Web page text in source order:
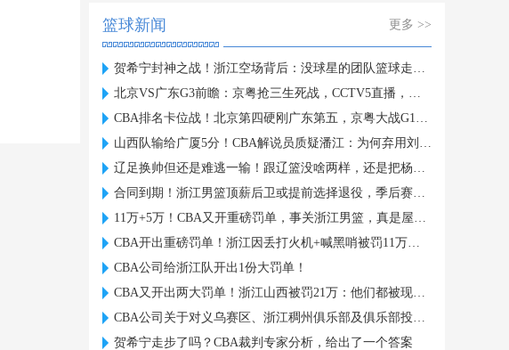
篮球新闻 更多 >>
贺希宁封神之战！浙江空场背后：没球星的团队篮球走不动？
北京VS广东G3前瞻：京粤抢三生死战，CCTV5直播，胜者PK上海
CBA排名卡位战！北京第四硬刚广东第五，京粤大战G1定生死
山西队输给广厦5分！CBA解说员质疑潘江：为何弃用刘传兴？
辽足换帅但还是难逃一输！跟辽篮没啥两样，还是把杨鸣请回来吧？
合同到期！浙江男篮顶薪后卫或提前选择退役，季后赛场均仅2分3板
11万+5万！CBA又开重磅罚单，事关浙江男篮，真是屋漏偏逢连夜雨
CBA开出重磅罚单！浙江因丢打火机+喊黑哨被罚11万，老板还被禁赛
CBA公司给浙江队开出1份大罚单！
CBA又开出两大罚单！浙江山西被罚21万：他们都被现场球迷坑惨了
CBA公司关于对义乌赛区、浙江稠州俱乐部及俱乐部投资人金子军处罚的函
贺希宁走步了吗？CBA裁判专家分析，给出了一个答案